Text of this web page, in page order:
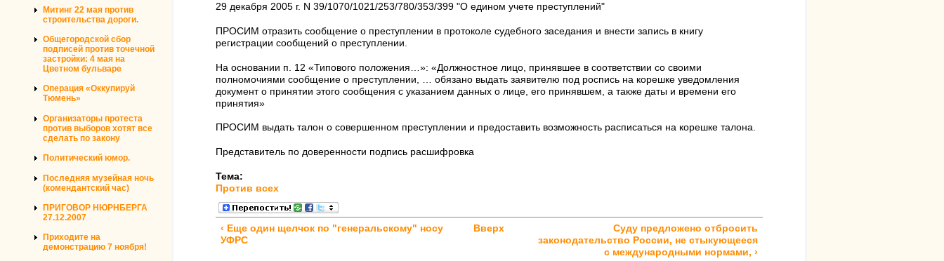
Митинг 22 мая против
строительства дороги.
Общегородской сбор
подписей против точечной
застройки: 4 мая на
Цветном бульваре
Операция «Оккупируй
Тюмень»
Организаторы протеста
против выборов хотят все
сделать по закону
Политический юмор.
Последняя музейная ночь
(комендантский час)
ПРИГОВОР НЮРНБЕРГА
27.12.2007
Приходите на
демонстрацию 7 ноября!
29 декабря 2005 г. N 39/1070/1021/253/780/353/399 "О едином учете преступлений"
ПРОСИМ отразить сообщение о преступлении в протоколе судебного заседания и внести запись в книгу
регистрации сообщений о преступлении.
На основании п. 12 «Типового положения…»: «Должностное лицо, принявшее в соответствии со своими
полномочиями сообщение о преступлении, … обязано выдать заявителю под роспись на корешке уведомления
документ о принятии этого сообщения с указанием данных о лице, его принявшем, а также даты и времени его
принятия»
ПРОСИМ выдать талон о совершенном преступлении и предоставить возможность расписаться на корешке талона.
Представитель по доверенности подпись расшифровка
Тема:
Против всех
‹ Еще один щелчок по "генеральскому" носу
УФРС
Вверх
Суду предложено отбросить
законодательство России, не стыкующееся
с международными нормами, ›